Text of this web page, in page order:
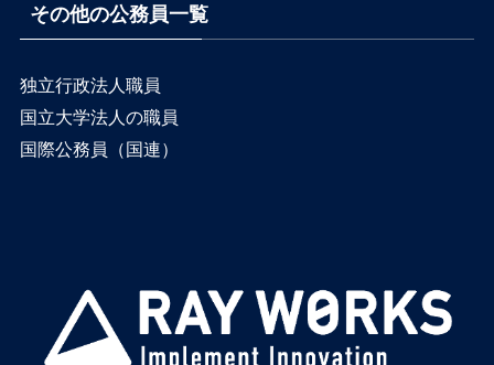
その他の公務員一覧
独立行政法人職員
国立大学法人の職員
国際公務員（国連）